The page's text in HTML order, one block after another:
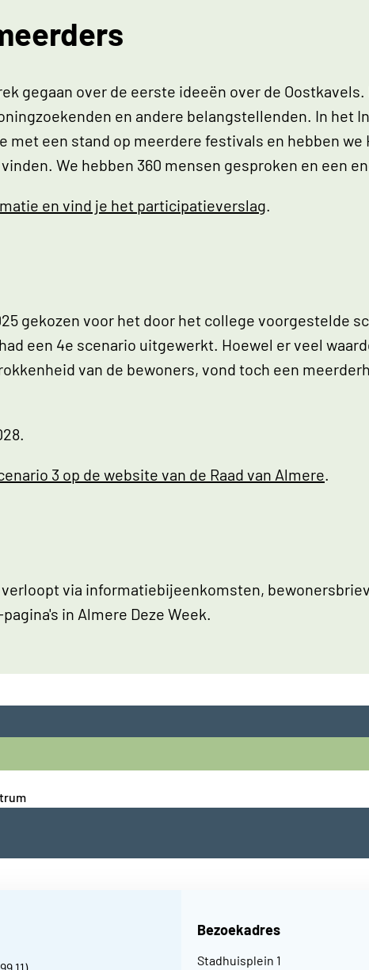
gegaan over de eerste ideeën over de
en andere belangstellenden. In het
met een stand op meerdere festivals en hebben
We hebben 360 mensen gesproken en een
en vind je het participatieverslag
gekozen voor het door het college voorgestelde
een 4e scenario uitgewerkt. Hoewel er veel
van de bewoners, vond toch een
3 op de website van de Raad van Almere.
via informatiebijeenkomsten,
in Almere Deze Week.
Bezoekadres
Stadhuisplein 1